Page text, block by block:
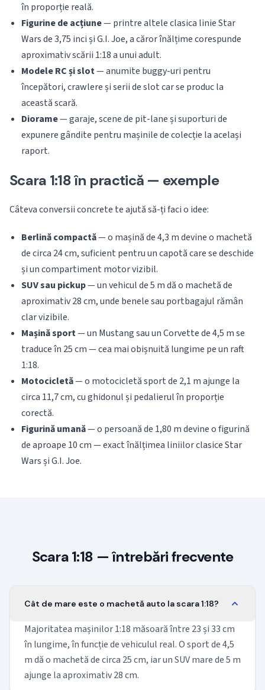
în proporție reală.
Figurine de acțiune— printre altele clasica linie Star
Wars de 3,75 inci și G.I. Joe, a căror înălțime corespunde
aproximativ scării 1:18 a unui adult.
Modele RC și slot— anumite buggy-uri pentru
începători, crawlere și serii de slot car se produc la
această scară.
Diorame— garaje, scene de pit-lane și suporturi de
expunere gândite pentru mașinile de colecție la același
raport.
Scara 1:18 în practică — exemple
Câteva conversii concrete te ajută să-ți faci o idee:
Berlină compactă— o mașină de 4,3 m devine o machetă
de circa 24 cm, suficient pentru un capotă care se deschide
și un compartiment motor vizibil.
SUV sau pickup— un vehicul de 5 m dă o machetă de
aproximativ 28 cm, unde benele sau portbagajul rămân
clar vizibile.
Mașină sport— un Mustang sau un Corvette de 4,5 m se
traduce în 25 cm — cea mai obișnuită lungime pe un raft
1:18.
Motocicletă— o motocicletă sport de 2,1 m ajunge la
circa 11,7 cm, cu ghidonul și pedalierul în proporție
corectă.
Figurină umană— o persoană de 1,80 m devine o figurină
de aproape 10 cm — exact înălțimea liniilor clasice Star
Wars și G.I. Joe.
Scara 1:18 — întrebări frecvente
Cât de mare este o machetă auto la scara 1:18?
Majoritatea mașinilor 1:18 măsoară între 23 și 33 cm
în lungime, în funcție de vehiculul real. O sport de 4,5
m dă o machetă de circa 25 cm, iar un SUV mare de 5 m
ajunge la aproximativ 28 cm.